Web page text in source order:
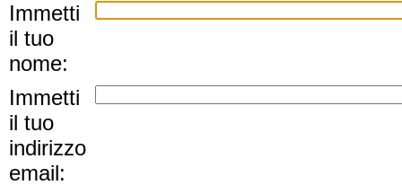
Immetti
il tuo
nome:
Immetti
il tuo
indirizzo
email: